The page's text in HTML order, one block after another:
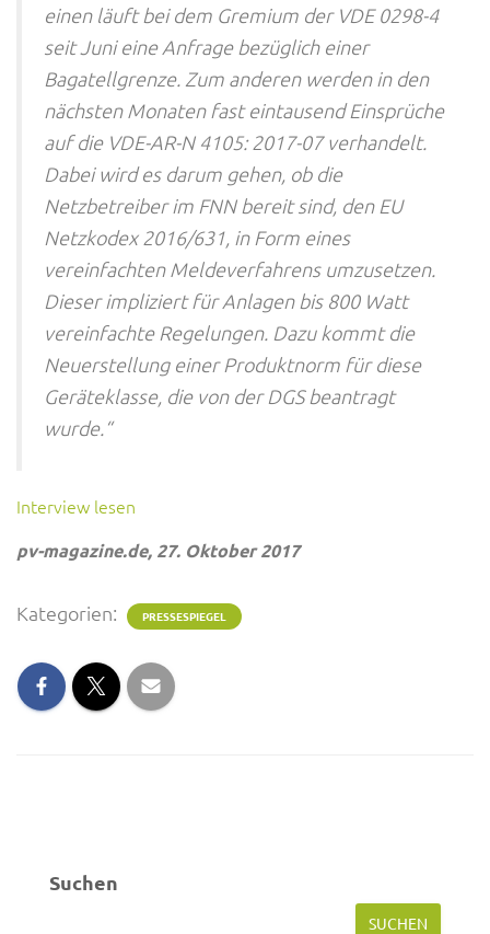
einen läuft bei dem Gremium der VDE 0298-4
seit Juni eine Anfrage bezüglich einer
Bagatellgrenze. Zum anderen werden in den
nächsten Monaten fast eintausend Einsprüche
auf die VDE-AR-N 4105: 2017-07 verhandelt.
Dabei wird es darum gehen, ob die
Netzbetreiber im FNN bereit sind, den EU
Netzkodex 2016/631, in Form eines
vereinfachten Meldeverfahrens umzusetzen.
Dieser impliziert für Anlagen bis 800 Watt
vereinfachte Regelungen. Dazu kommt die
Neuerstellung einer Produktnorm für diese
Geräteklasse, die von der DGS beantragt
wurde.“
Interview lesen
pv-magazine.de, 27. Oktober 2017
Kategorien: PRESSESPIEGEL
Suchen
SUCHEN